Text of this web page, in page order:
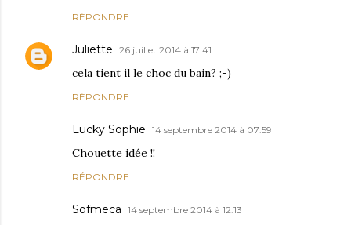
RÉPONDRE
Juliette 26 juillet 2014 à 17:41
cela tient il le choc du bain? ;-)
RÉPONDRE
Lucky Sophie 14 septembre 2014 à 07:59
Chouette idée !!
RÉPONDRE
Sofmeca 14 septembre 2014 à 12:13